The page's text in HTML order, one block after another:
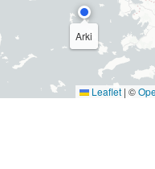
Arki
Leaflet | ©